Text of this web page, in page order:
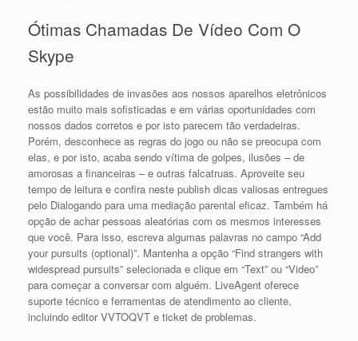
Ótimas Chamadas De Vídeo Com O
Skype
As possibilidades de invasões aos nossos aparelhos eletrônicos
estão muito mais sofisticadas e em várias oportunidades com
nossos dados corretos e por isto parecem tão verdadeiras.
Porém, desconhece as regras do jogo ou não se preocupa com
elas, e por isto, acaba sendo vítima de golpes, ilusões – de
amorosas a financeiras – e outras falcatruas. Aproveite seu
tempo de leitura e confira neste publish dicas valiosas entregues
pelo Dialogando para uma mediação parental eficaz. Também há
opção de achar pessoas aleatórias com os mesmos interesses
que você. Para isso, escreva algumas palavras no campo “Add
your pursuits (optional)”. Mantenha a opção “Find strangers with
widespread pursuits” selecionada e clique em “Text” ou “Video”
para começar a conversar com alguém. LiveAgent oferece
suporte técnico e ferramentas de atendimento ao cliente,
incluindo editor VVTOQVT e ticket de problemas.